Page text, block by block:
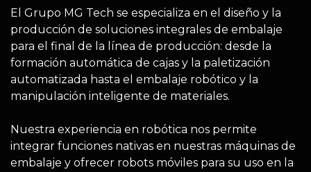
El Grupo MG Tech se especializa en el diseño y la
producción de soluciones integrales de embalaje
para el final de la línea de producción: desde la
formación automática de cajas y la paletización
automatizada hasta el embalaje robótico y la
manipulación inteligente de materiales.
Nuestra experiencia en robótica nos permite
integrar funciones nativas en nuestras máquinas de
embalaje y ofrecer robots móviles para su uso en la